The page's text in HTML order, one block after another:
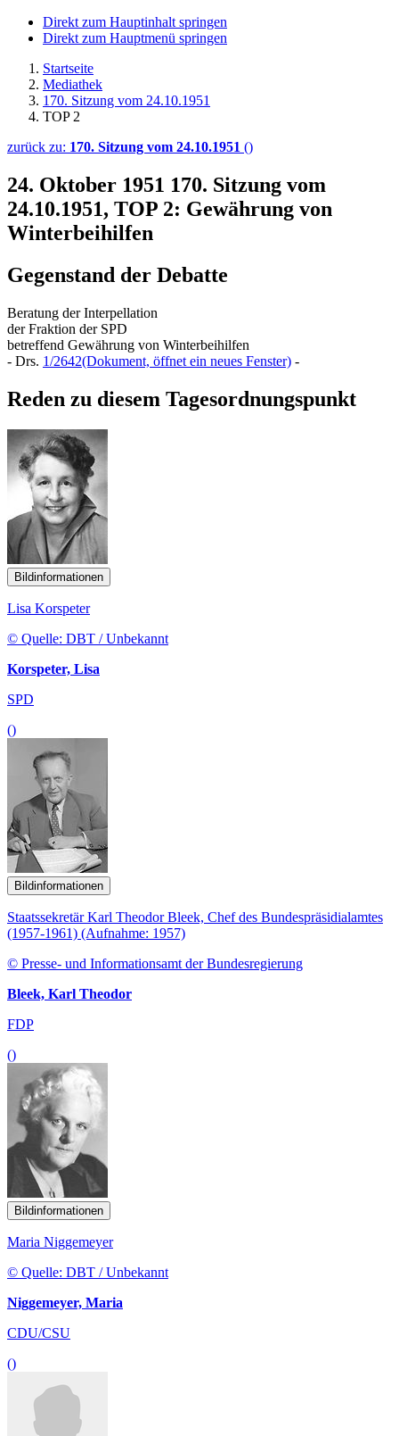
Direkt zum Hauptinhalt springen
Direkt zum Hauptmenü springen
Startseite
Mediathek
170. Sitzung vom 24.10.1951
TOP 2
zurück zu: 170. Sitzung vom 24.10.1951 ()
24. Oktober 1951 170. Sitzung vom
24.10.1951, TOP 2: Gewährung von
Winterbeihilfen
Gegenstand der Debatte
Beratung der Interpellation
der Fraktion der SPD
betreffend Gewährung von Winterbeihilfen
- Drs. 1/2642(Dokument, öffnet ein neues Fenster) -
Reden zu diesem Tagesordnungspunkt
Bildinformationen
Lisa Korspeter
© Quelle: DBT / Unbekannt
Korspeter, Lisa
SPD
()
Bildinformationen
Staatssekretär Karl Theodor Bleek, Chef des Bundespräsidialamtes
(1957-1961) (Aufnahme: 1957)
© Presse- und Informationsamt der Bundesregierung
Bleek, Karl Theodor
FDP
()
Bildinformationen
Maria Niggemeyer
© Quelle: DBT / Unbekannt
Niggemeyer, Maria
CDU/CSU
()